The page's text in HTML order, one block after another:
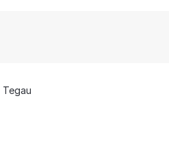
Tegau